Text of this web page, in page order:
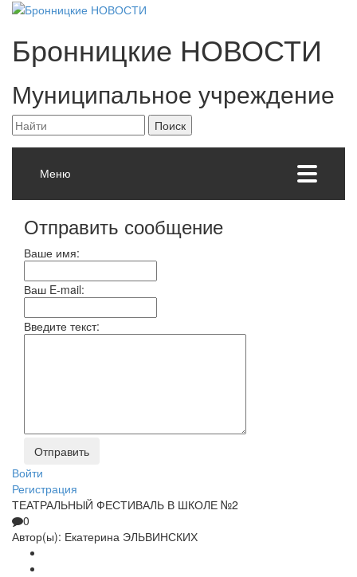
Бронницкие НОВОСТИ
Муниципальное учреждение
Меню
Отправить сообщение
Ваше имя:
Ваш E-mail:
Введите текст:
Войти
Регистрация
ТЕАТРАЛЬНЫЙ ФЕСТИВАЛЬ В ШКОЛЕ №2
0
Автор(ы): Екатерина ЭЛЬВИНСКИХ